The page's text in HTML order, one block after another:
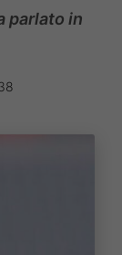
parlato in